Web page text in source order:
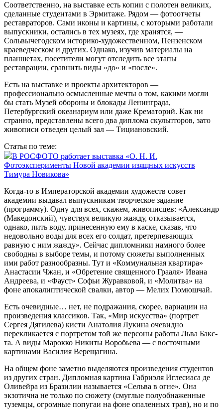
Соответственно, на выставке есть копии с полотен великих,
сделанные студентами в Эрмитаже. Рядом — фотоотчеты
реставраторов. Сами иконы и картины, с которыми работали
выпускники, остались в тех музеях, где хранятся, —
Сольвычегодском историко-художественном, Пензенском
краеведческом и других. Однако, изучив материалы на
планшетах, посетители могут отследить все этапы
реставрации, сравнить виды «до» и «после».
Есть на выставке и проекты архитекторов —
профессионально осмысленные мечты о том, какими могли
бы стать Музей обороны и блокады Ленинграда,
Петербургский океанариум или даже Крематорий. Как ни
странно, представлены всего два диплома скульпторов, зато
живописи отведен целый зал — Тициановский.
Статья по теме:
В РОСФОТО работает выставка «О. Н. И.
Фотоэксперименты Новой академии изящных искусств
Тимура Новикова»
Когда‑то в Императорской академии художеств совет
академии выдавал выпускникам творческое задание
(программу). Одну для всех, скажем, живописцев: «Александр
(Македонский), чувствуя великую жажду, отказывается,
однако, пить воду, принесенную ему в каске, сказав, что
недовольно воды для всех его солдат, претерпевающих
равную с ним жажду». Сейчас дипломники намного более
свободны в выборе темы, и потому сюжеты выполненных
ими работ разнообразны. Тут и «Коммунальная квартира»
Анастасии Чжан, и «Обретение священного Грааля» Ивана
Андреева, и «Фауст» Софьи Журавковой, и «Молитва» на
фоне апокалиптической свалки, автор — Мелих Гюмюшчай.
Есть очевидные… нет, не подражания, скорее, вариации на
произведения классиков. Так, «Мир искусства» (портрет
Сергея Дягилева) кисти Анатолия Лукина очевидно
перекликается с портретом той же персоны работы Льва Бакс­
та. А виды Марокко Никиты Воробь­ева — с восточными
картинами Василия Верещагина.
На общем фоне заметно выделяются произведения студентов
из других стран. Дипломная картина Габриэля Иглесиаса де
Оливейра из Бразилии называется «Сельва в огне». Она
экзотична не только по сюжету (смуглые полуобнаженные
туземцы, огромные попугаи на фоне опаленных трав), но и по